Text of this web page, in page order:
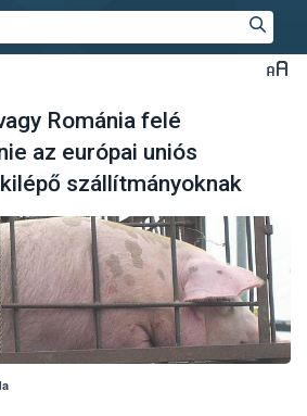
Románia felé
az európai uniós
szállítmányoknak